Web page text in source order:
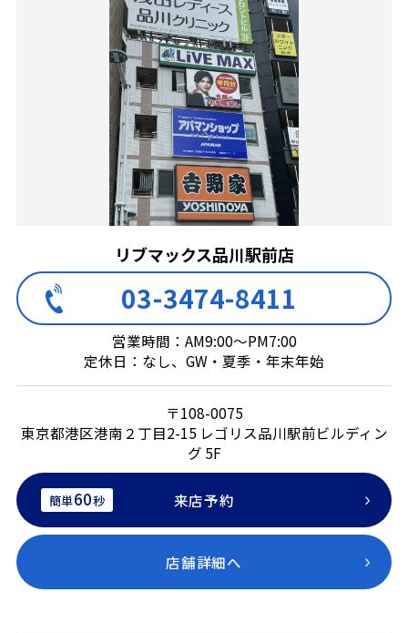
リブマックス品川駅前店
03-3474-8411
営業時間：AM9:00～PM7:00
定休日：なし、GW・夏季・年末年始
〒108-0075
東京都港区港南２丁目2-15 レゴリス品川駅前ビルディン
グ 5F
簡単60秒 来店予約
店舗詳細へ